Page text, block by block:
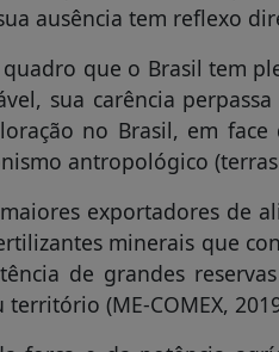
ausência tem reflexo
quadro que o Brasil tem
sua carência
no Brasil, em
antropológico
exportadores de
minerais que
de grandes
(ME-COMEX,